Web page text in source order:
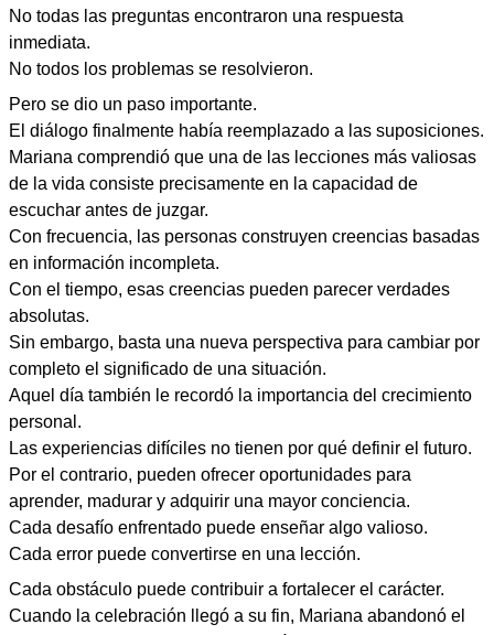
No todas las preguntas encontraron una respuesta
inmediata.
No todos los problemas se resolvieron.
Pero se dio un paso importante.
El diálogo finalmente había reemplazado a las suposiciones.
Mariana comprendió que una de las lecciones más valiosas
de la vida consiste precisamente en la capacidad de
escuchar antes de juzgar.
Con frecuencia, las personas construyen creencias basadas
en información incompleta.
Con el tiempo, esas creencias pueden parecer verdades
absolutas.
Sin embargo, basta una nueva perspectiva para cambiar por
completo el significado de una situación.
Aquel día también le recordó la importancia del crecimiento
personal.
Las experiencias difíciles no tienen por qué definir el futuro.
Por el contrario, pueden ofrecer oportunidades para
aprender, madurar y adquirir una mayor conciencia.
Cada desafío enfrentado puede enseñar algo valioso.
Cada error puede convertirse en una lección.
Cada obstáculo puede contribuir a fortalecer el carácter.
Cuando la celebración llegó a su fin, Mariana abandonó el